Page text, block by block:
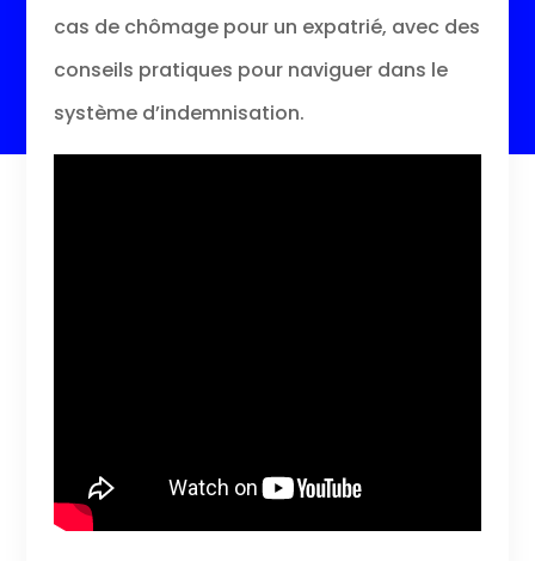
cas de chômage pour un expatrié, avec des
conseils pratiques pour naviguer dans le
système d’indemnisation.